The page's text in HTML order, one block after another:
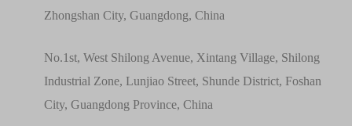
Zhongshan City, Guangdong, China
No.1st, West Shilong Avenue, Xintang Village, Shilong
Industrial Zone, Lunjiao Street, Shunde District, Foshan
City, Guangdong Province, China